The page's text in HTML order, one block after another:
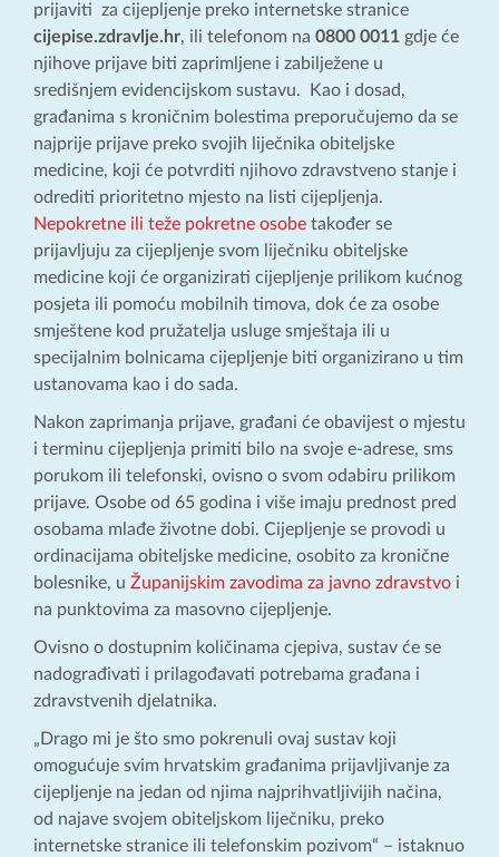
prijaviti za cijepljenje preko internetske stranice
cijepise.zdravlje.hr, ili telefonom na 0800 0011 gdje će
njihove prijave biti zaprimljene i zabilježene u
središnjem evidencijskom sustavu. Kao i dosad,
građanima s kroničnim bolestima preporučujemo da se
najprije prijave preko svojih liječnika obiteljske
medicine, koji će potvrditi njihovo zdravstveno stanje i
odrediti prioritetno mjesto na listi cijepljenja.
Nepokretne ili teže pokretne osobe također se
prijavljuju za cijepljenje svom liječniku obiteljske
medicine koji će organizirati cijepljenje prilikom kućnog
posjeta ili pomoću mobilnih timova, dok će za osobe
smještene kod pružatelja usluge smještaja ili u
specijalnim bolnicama cijepljenje biti organizirano u tim
ustanovama kao i do sada.
Nakon zaprimanja prijave, građani će obavijest o mjestu
i terminu cijepljenja primiti bilo na svoje e-adrese, sms
porukom ili telefonski, ovisno o svom odabiru prilikom
prijave. Osobe od 65 godina i više imaju prednost pred
osobama mlađe životne dobi. Cijepljenje se provodi u
ordinacijama obiteljske medicine, osobito za kronične
bolesnike, u Županijskim zavodima za javno zdravstvo i
na punktovima za masovno cijepljenje.
Ovisno o dostupnim količinama cjepiva, sustav će se
nadograđivati i prilagođavati potrebama građana i
zdravstvenih djelatnika.
„Drago mi je što smo pokrenuli ovaj sustav koji
omogućuje svim hrvatskim građanima prijavljivanje za
cijepljenje na jedan od njima najprihvatljivijih načina,
od najave svojem obiteljskom liječniku, preko
internetske stranice ili telefonskim pozivom“ – istaknuo